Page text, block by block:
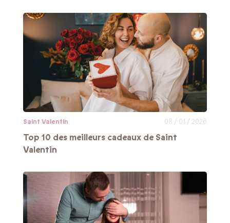
Saint Valentin 08 / 01 / 2026
Top 10 des meilleurs cadeaux de Saint
Valentin